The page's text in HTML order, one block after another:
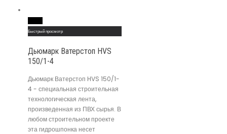
Быстрый просмотр
Дьюмарк Ватерстоп HVS
150/1-4
Дьюмарк Ватерстоп HVS 150/1-
4 - специальная строительная
технологическая лента,
произведенная из ПВХ сырья. В
любом строительном проекте
эта гидрошпонка несет